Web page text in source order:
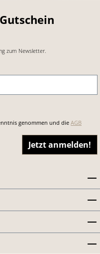
zum Newsletter.
genommen und die AGB
Jetzt anmelden!